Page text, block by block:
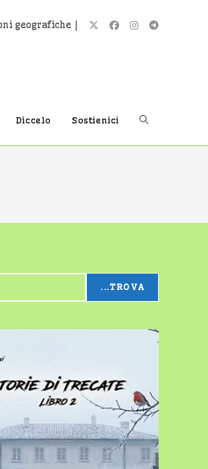
geografiche |
Diccelo Sostienici Attiva/
ricerca
sul
...TROVA